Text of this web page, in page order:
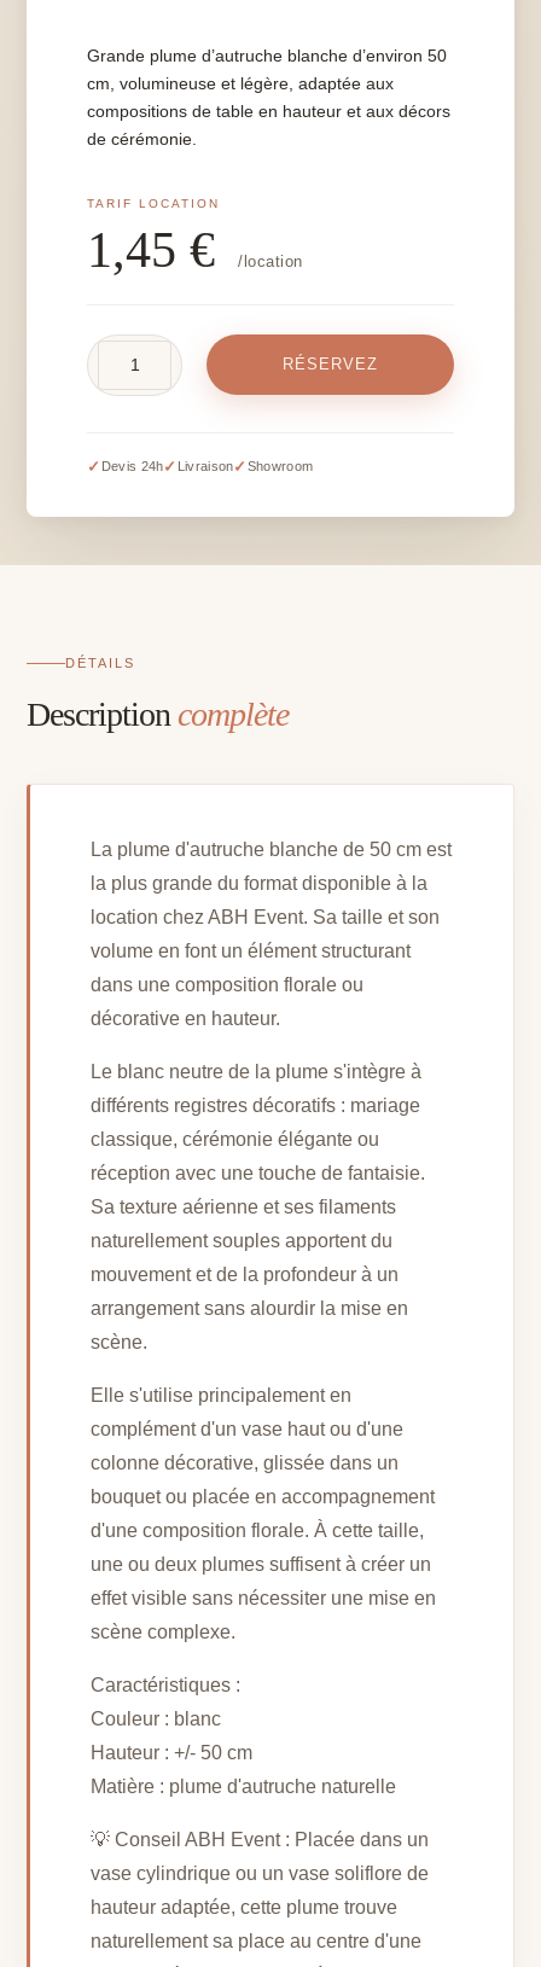
Grande plume d’autruche blanche d’environ 50
cm, volumineuse et légère, adaptée aux
compositions de table en hauteur et aux décors
de cérémonie.
1,45€ /location
blanche
H
RÉSERVEZ
✓ Devis 24h✓ Livraison✓ Showroom
DÉTAILS
Description complète
La plume d'autruche blanche de 50 cm est
la plus grande du format disponible à la
location chez ABH Event. Sa taille et son
volume en font un élément structurant
dans une composition florale ou
décorative en hauteur.
Le blanc neutre de la plume s'intègre à
différents registres décoratifs : mariage
classique, cérémonie élégante ou
réception avec une touche de fantaisie.
Sa texture aérienne et ses filaments
naturellement souples apportent du
mouvement et de la profondeur à un
arrangement sans alourdir la mise en
scène.
Elle s'utilise principalement en
complément d'un vase haut ou d'une
colonne décorative, glissée dans un
bouquet ou placée en accompagnement
d'une composition florale. À cette taille,
une ou deux plumes suffisent à créer un
effet visible sans nécessiter une mise en
scène complexe.
Caractéristiques :
Couleur : blanc
Hauteur : +/- 50 cm
Matière : plume d'autruche naturelle
💡 Conseil ABH Event : Placée dans un
vase cylindrique ou un vase soliflore de
hauteur adaptée, cette plume trouve
naturellement sa place au centre d'une